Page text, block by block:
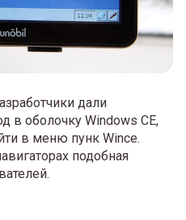
дали
в оболочку Windows CE,
в меню пунк Wince.
подобная